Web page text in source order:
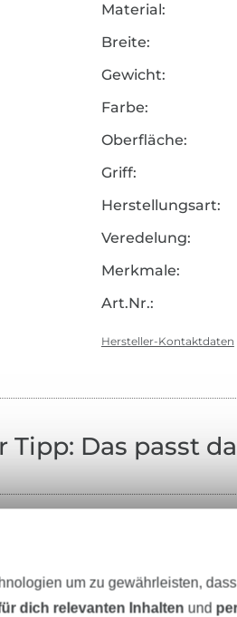
Material:
Breite:
Gewicht:
Farbe:
Oberfläche:
Griff:
Herstellungsart:
Veredelung:
Merkmale:
Art.Nr.:
Hersteller-Kontaktdaten
Tipp: Das passt
Nähzubehör
um zu gewährleisten,
dich relevanten Inhalten und